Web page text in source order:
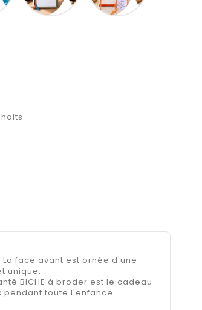
face avant est ornée d'une
unique.
BICHE à broder est le cadeau
pendant toute l'enfance.